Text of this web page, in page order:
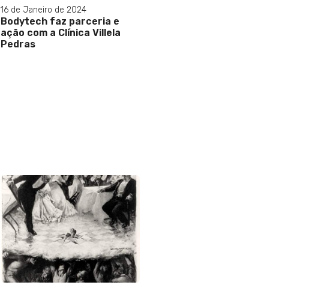
16 de Janeiro de 2024
Bodytech faz parceria e
ação com a Clínica Villela
Pedras